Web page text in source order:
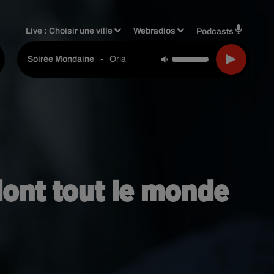
Live :Choisir une ville Webradios Podcasts
Soirée Mondaine - Oria
tout le monde